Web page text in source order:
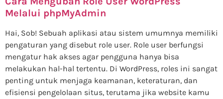
Melalui phpMyAdmin
Hai, Sob! Sebuah aplikasi atau sistem umumnya memiliki
pengaturan yang disebut role user. Role user berfungsi
mengatur hak akses agar pengguna hanya bisa
melakukan hal-hal tertentu. Di WordPress, roles ini sangat
penting untuk menjaga keamanan, keteraturan, dan
efisiensi pengelolaan situs, terutama jika website kamu